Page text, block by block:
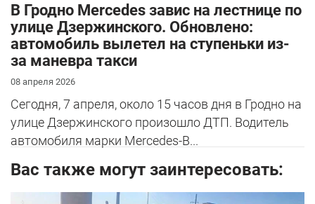
В Гродно Mercedes завис на лестнице по
улице Дзержинского. Обновлено:
автомобиль вылетел на ступеньки из-
за маневра такси
08 апреля 2026
Сегодня, 7 апреля, около 15 часов дня в Гродно на
улице Дзержинского произошло ДТП. Водитель
автомобиля марки Mercedes-B...
Вас также могут заинтересовать: